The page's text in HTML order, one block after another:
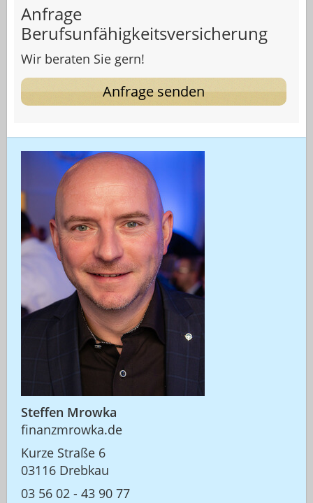
Anfrage
Berufsunfähigkeitsversicherung
Wir beraten Sie gern!
Anfrage senden
Steffen Mrowka
finanzmrowka.de
Kurze Straße 6
03116 Drebkau
03 56 02 - 43 90 77